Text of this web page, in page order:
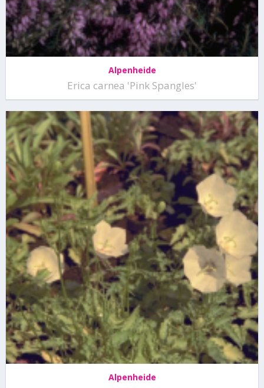
Alpenheide
Erica carnea 'Pink Spangles'
Alpenheide